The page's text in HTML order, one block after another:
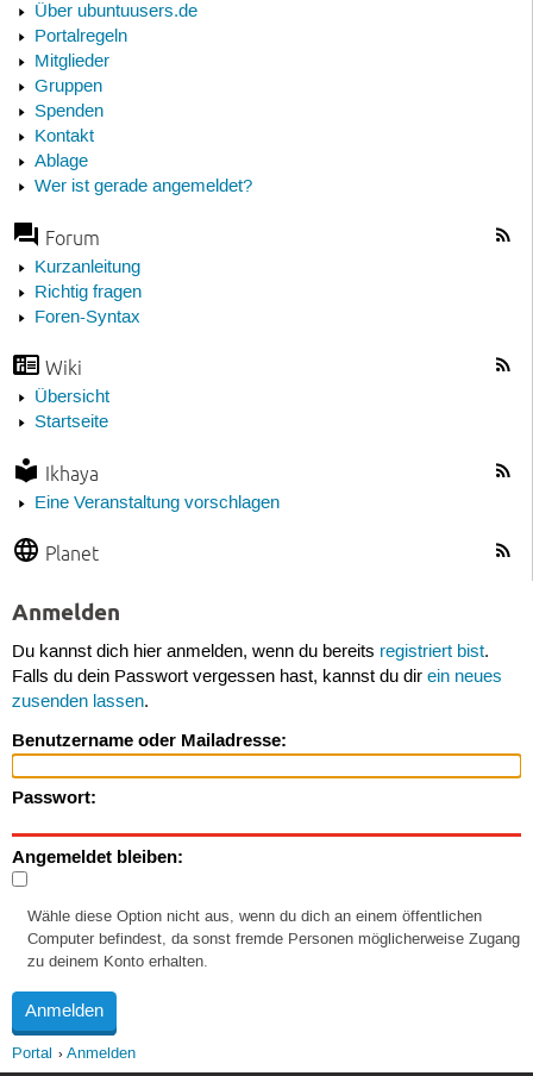
Über ubuntuusers.de
Portalregeln
Mitglieder
Gruppen
Spenden
Kontakt
Ablage
Wer ist gerade angemeldet?
Forum
Kurzanleitung
Richtig fragen
Foren-Syntax
Wiki
Übersicht
Startseite
Ikhaya
Eine Veranstaltung vorschlagen
Planet
Anmelden
Du kannst dich hier anmelden, wenn du bereits registriert bist.
Falls du dein Passwort vergessen hast, kannst du dir ein neues
zusenden lassen.
Benutzername oder Mailadresse:
Passwort:
Angemeldet bleiben:
Wähle diese Option nicht aus, wenn du dich an einem öffentlichen
Computer befindest, da sonst fremde Personen möglicherweise Zugang
zu deinem Konto erhalten.
Portal Anmelden